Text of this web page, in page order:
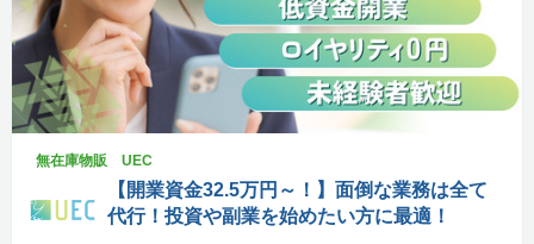
無在庫物販 UEC
【開業資金32.5万円～！】面倒な業務は全て
代行！投資や副業を始めたい方に最適！